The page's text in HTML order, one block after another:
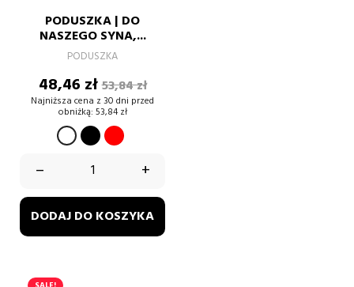
PODUSZKA | DO
NASZEGO SYNA,...
PODUSZKA
Cena
48,46 złCena
podstawowa
53,84 zł
Najniższa cena z 30 dni przed
obniżką: 53,84 zł
BIAŁYCZARNYCZERWONY
– +
DODAJ DO KOSZYKA